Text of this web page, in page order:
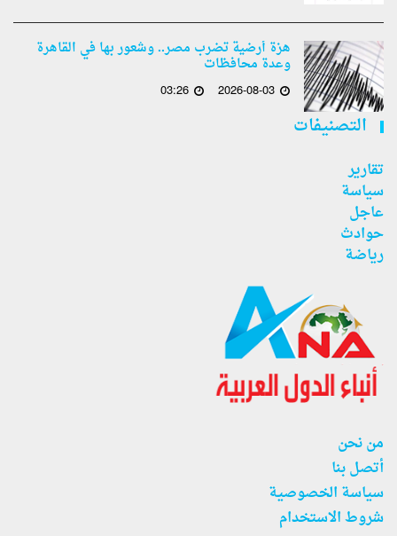
هزة أرضية تضرب مصر.. وشعور بها في القاهرة
وعدة محافظات
2026-08-03
03:26
التصنيفات
تقارير
سياسة
عاجل
حوادث
رياضة
من نحن
أتصل بنا
سياسة الخصوصية
شروط الاستخدام